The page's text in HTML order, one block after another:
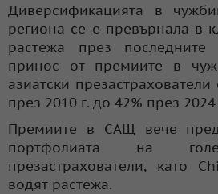
Диверсификацията в
региона се е превърнала в
растежа през последните
принос от премиите в
азиатски
през 2010 г. до 42% през 2024
Премиите в САЩ вече
портфолиата на
презастрахователи, като
водят растежа.